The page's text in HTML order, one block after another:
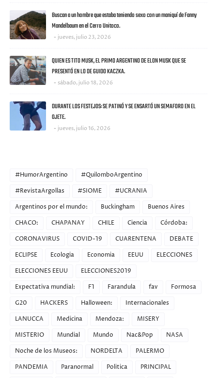
Buscan a un hombre que estaba teniendo sexo con un maniquí de Fanny
Mandelbaum en el Cerro Unitoco.
jueves, julio 23, 2026
QUIEN ES TITO MUSK, EL PRIMO ARGENTINO DE ELON MUSK QUE SE
PRESENTÓ EN LO DE GUIDO KACZKA.
sábado, julio 18, 2026
DURANTE LOS FESTEJOS: SE PATINÓ Y SE ENSARTÓ UN SEMAFORO EN EL
OJETE.
jueves, julio 16, 2026
#HumorArgentino
#QuilomboArgentino
#RevistaArgollas
#SIOME
#UCRANIA
Argentinos por el mundo:
Buckingham
Buenos Aires
CHACO:
CHAPANAY CHILE Ciencia
Córdoba:
CORONAVIRUS
COVID-19 CUARENTENA
DEBATE
ECLIPSE
Ecologia Economia EEUU
ELECCIONES
ELECCIONES EEUU
ELECCIONES2019
Expectativa mundial:
F1 Farandula fav
Formosa
G20
HACKERS Halloween:
Internacionales
LANUCCA
Medicina Mendoza:
MISERY
MISTERIO
Mundial Mundo Nac&Pop
NASA
Noche de los Museos:
NORDELTA
PALERMO
PANDEMIA
Paranormal Politica PRINCIPAL